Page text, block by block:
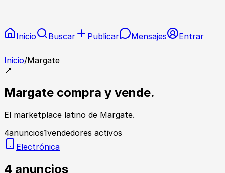
Inicio Buscar Publicar Mensajes Entrar
Inicio/Margate
📍
Margate compra y vende.
El marketplace latino de Margate.
4anuncios1vendedores activos
Electrónica
4 anuncios